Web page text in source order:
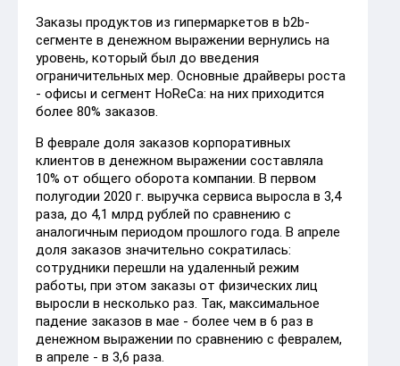
Заказы продуктов из гипермаркетов в b2b-
сегменте в денежном выражении вернулись на
уровень, который был до введения
ограничительных мер. Основные драйверы роста
- офисы и сегмент HoReCa: на них приходится
более 80% заказов.
В феврале доля заказов корпоративных
клиентов в денежном выражении составляла
10% от общего оборота компании. В первом
полугодии 2020 г. выручка сервиса выросла в 3,4
раза, до 4,1 млрд рублей по сравнению с
аналогичным периодом прошлого года. В апреле
доля заказов значительно сократилась:
сотрудники перешли на удаленный режим
работы, при этом заказы от физических лиц
выросли в несколько раз. Так, максимальное
падение заказов в мае - более чем в 6 раз в
денежном выражении по сравнению с февралем,
в апреле - в 3,6 раза.